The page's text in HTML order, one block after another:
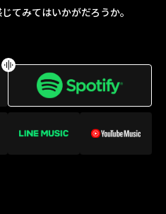
てみてはいかがだろうか。